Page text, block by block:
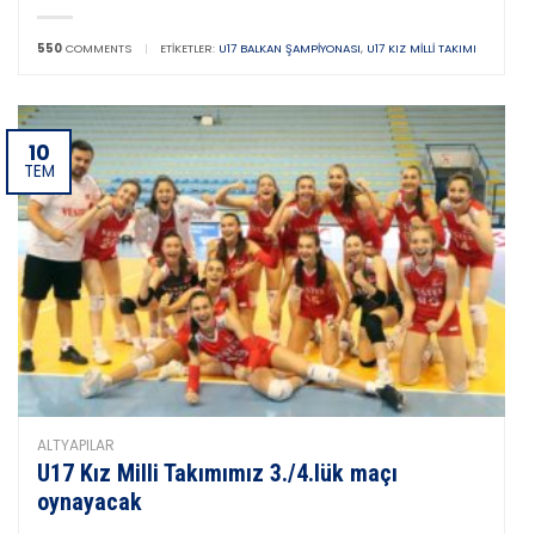
550 COMMENTS | ETIKETLER: U17 BALKAN ŞAMPIYONASI, U17 KIZ MILLI TAKIMI
10
TEM
ALTYAPILAR
U17 Kız Milli Takımımız 3./4.lük maçı
oynayacak